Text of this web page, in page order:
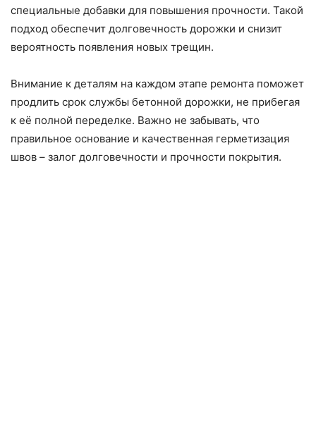
специальные добавки для повышения прочности. Такой
подход обеспечит долговечность дорожки и снизит
вероятность появления новых трещин.
Внимание к деталям на каждом этапе ремонта поможет
продлить срок службы бетонной дорожки, не прибегая
к её полной переделке. Важно не забывать, что
правильное основание и качественная герметизация
швов – залог долговечности и прочности покрытия.